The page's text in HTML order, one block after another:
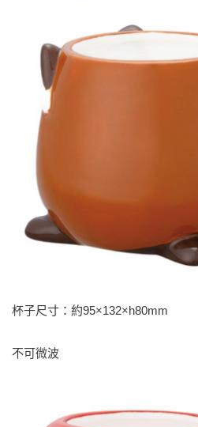
杯子尺寸：約95×132×h80mm
不可微波